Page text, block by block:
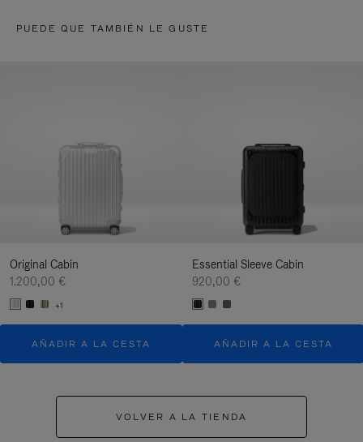
PUEDE QUE TAMBIÉN LE GUSTE
Original Cabin
1.200,00 €
+1
AÑADIR A LA CESTA
Essential Sleeve Cabin
920,00 €
AÑADIR A LA CESTA
VOLVER A LA TIENDA